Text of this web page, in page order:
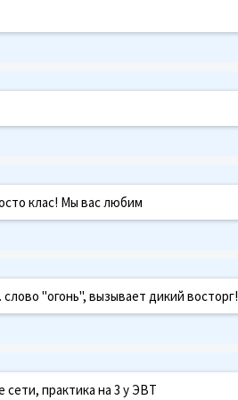
клас! Мы вас любим
"огонь", вызывает дикий восторг!
практика на 3 у ЭВТ